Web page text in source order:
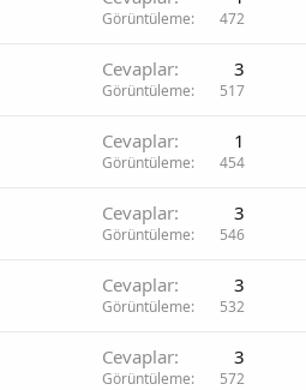
Görüntüleme 472
Cevaplar 3
Görüntüleme 517
Cevaplar 1
Görüntüleme 454
Cevaplar 3
Görüntüleme 546
Cevaplar 3
Görüntüleme 532
Cevaplar 3
Görüntüleme 572